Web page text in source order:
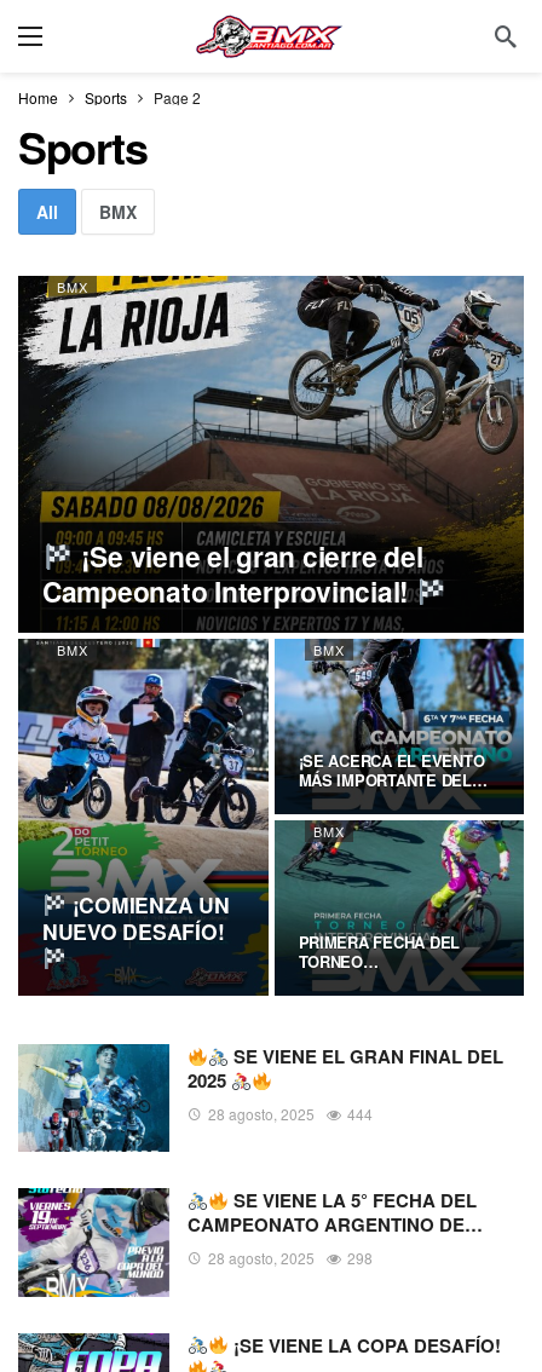
Home Sports Page 2
Sports
All BMX
BMX
¡Se viene el gran cierre del
Campeonato Interprovincial!
BMX
¡COMIENZA UN
NUEVO DESAFÍO!
BMX
¡SE ACERCA EL EVENTO
MÁS IMPORTANTE DEL
AÑO PARA ASABI!
BMX
PRIMERA FECHA DEL
TORNEO
INTERPROVINCIAL
BMXSANTIAGO…
SE VIENE EL GRAN FINAL DEL
2025
28 agosto, 2025 444
SE VIENE LA 5° FECHA DEL
CAMPEONATO ARGENTINO DE…
28 agosto, 2025 298
¡SE VIENE LA COPA DESAFÍO!